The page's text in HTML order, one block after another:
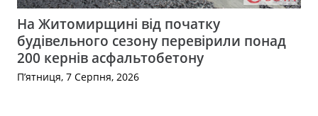
На Житомирщині від початку
будівельного сезону перевірили понад
200 кернів асфальтобетону
П’ятниця, 7 Серпня, 2026